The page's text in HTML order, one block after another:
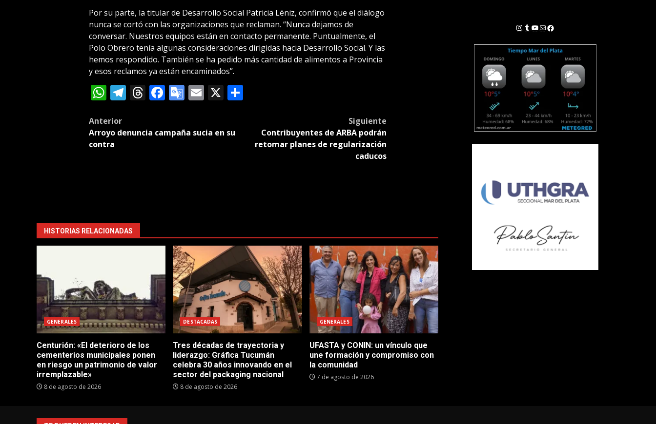
Por su parte, la titular de Desarrollo Social Patricia Léniz, confirmó que el diálogo
nunca se cortó con las organizaciones que reclaman. “Nunca dejamos de
conversar. Nuestros equipos están en contacto permanente. Puntualmente, el
Polo Obrero tenía algunas consideraciones dirigidas hacia Desarrollo Social. Y las
hemos respondido. También se ha pedido más cantidad de alimentos a Provincia
y esos reclamos ya están encaminados”.
WhatsApp
Telegram
Threads
Facebook
Google
Email
X Compartir
Post
navigation
Anterior
Arroyo denuncia campaña sucia en su
contra
Siguiente
Contribuyentes de ARBA podrán
retomar planes de regularización
caducos
HISTORIAS RELACIONADAS
GENERALES
Centurión: «El deterioro de los
cementerios municipales ponen
en riesgo un patrimonio de valor
irremplazable»
8 de agosto de 2026
DESTACADAS
Tres décadas de trayectoria y
liderazgo: Gráfica Tucumán
celebra 30 años innovando en el
sector del packaging nacional
8 de agosto de 2026
GENERALES
UFASTA y CONIN: un vínculo que
une formación y compromiso con
la comunidad
7 de agosto de 2026
Instagram
Tumblr
YouTube
Correo electrónico
Facebook